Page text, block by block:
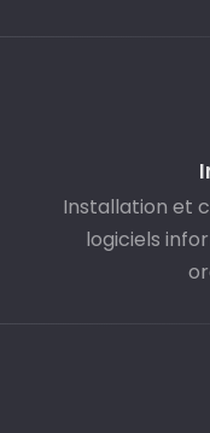
Installation et
logiciels